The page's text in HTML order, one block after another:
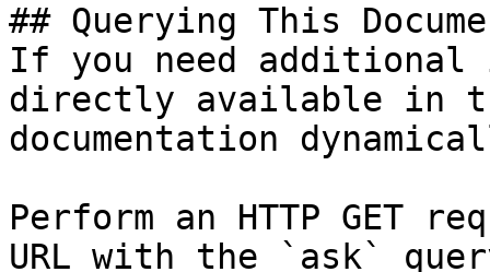
## Querying This
If you need
directly available in
documentation
Perform an HTTP GET
URL with the `ask`